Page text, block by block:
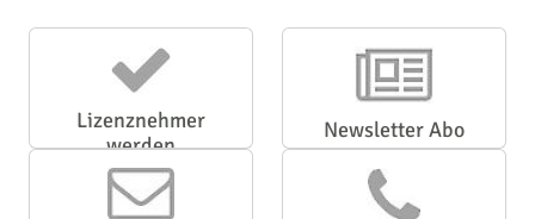
Lizenznehmer
werden
Newsletter Abo